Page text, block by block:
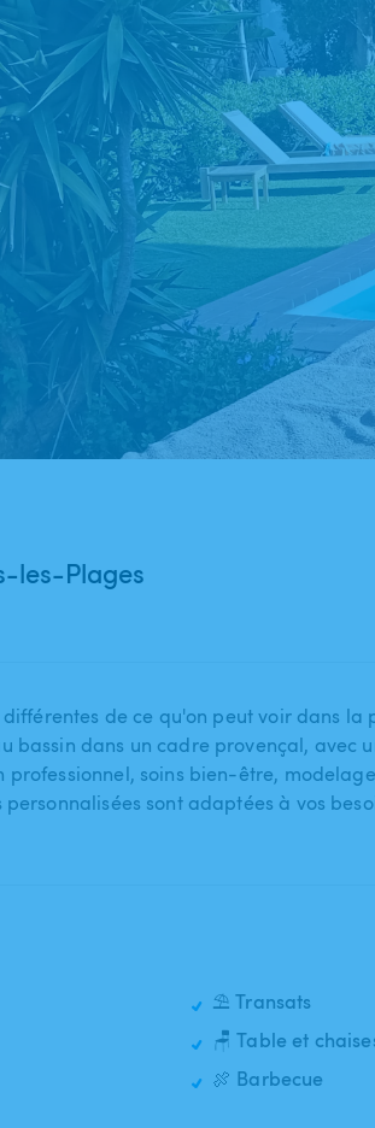
les-Plages
de ce qu'on peut voir dans la
bassin dans un cadre provençal​,​ avec
professionnel​,​ soins bien-être​,​
sont adaptées à vos
⛱️ Transats
🪑 Table et
🍖 Barbecue